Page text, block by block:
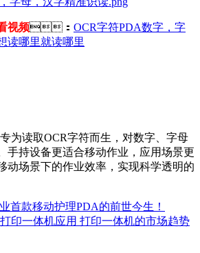
视频： OCR字符PDA数字，字
想读哪里就读哪里
取OCR字符而生，对数字、字母
。手持设备更适合移动作业，应用场景更
移动场景下的作业效率，实现科学透明的
款移动护理PDA的前世今生！
印一体机应用 打印一体机的市场趋势